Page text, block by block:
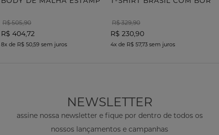
R$ 505,90
R$ 404,72
8x de R$ 50,59 sem juros
R$ 329,90
R$ 230,90
4x de R$ 57,73 sem juros
NEWSLETTER
assine nossa newsletter e fique por dentro de todos os
nossos lançamentos e campanhas